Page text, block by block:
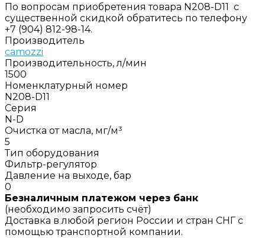
По вопросам приобретения товара N208-D11 с
существенной скидкой обратитесь по телефону
+7 (904) 812-98-14.
Производитель
camozzi
Производительность, л/мин
1500
Номенклатурный номер
N208-D11
Серия
N-D
Очистка от масла, мг/м³
5
Тип оборудования
Фильтр-регулятор
Давление на выходе, бар
0
Безналичным платежом через банк
(необходимо запросить счёт)
Доставка в любой регион России и стран СНГ с
помощью транспортной компании.